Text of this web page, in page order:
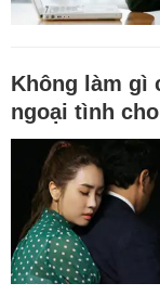
Không làm gì
ngoại tình